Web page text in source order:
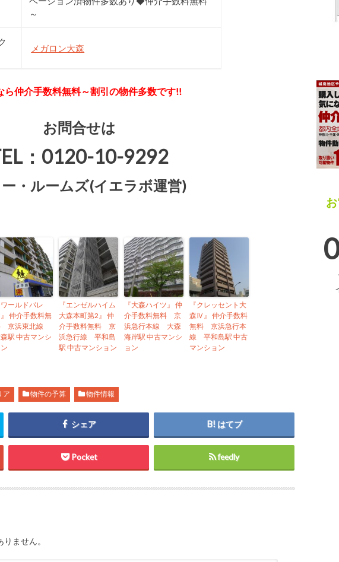
～
メガロン大森
ら仲介手数料無料～割引の物件多数です!!
お問合せは
：0120-10-9292
・ルームズ(イエラボ運営)
ワールドパレ
仲介手数料無
京浜東北線
駅 中古マンシ
『エンゼルハイム
大森本町第2』 仲
介手数料無料 京
浜急行線 平和島
駅 中古マンション
『大森ハイツ』 仲
介手数料無料 京
浜急行本線 大森
海岸駅 中古マンシ
ョン
『クレッセント大
森Ⅳ』 仲介手数料
無料 京浜急行本
線 平和島駅 中古
マンション
ア 物件の予算 物件情報
シェア はてブ
Pocket feedly
ません。